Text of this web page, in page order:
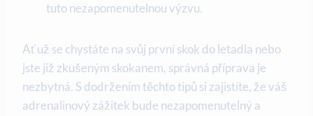
tuto nezapomenutelnou výzvu.
Ať už se chystáte na svůj první skok do letadla nebo
jste již zkušeným skokanem, správná příprava je
nezbytná. S dodržením těchto tipů si zajistíte, že váš
adrenalinový zážitek bude nezapomenutelný a